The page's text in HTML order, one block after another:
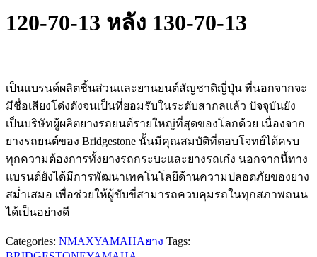
120-70-13 หลัง 130-70-13
เป็นแบรนด์ผลิต​ชิ้นส่วนและยานยนต์​สัญชาติ​ญี่ปุ่น​ ที่นอกจากจะ
มีชื่อเสียงโด่งดังจนเป็นที่ยอมรับในระดับสากลแล้ว ปัจจุบันยัง
เป็นบริษัทผู้ผลิตยางรถยนต์รายใหญ่ที่สุดของโลกด้วย​ เนื่องจาก
ยาง​รถยนต์ของ Bridgestone​ นั้นมีคุณสมบัติที่ตอบโจทย์ได้ครบ
ทุกความต้องการทั้ง​ยางรถกระบะและยางรถเก๋ง นอกจากนี้ทาง
แบรนด์ยังได้มีการพัฒนา​เทคโนโลยีด้านความปลอดภัยของยาง
สม่ำเสมอ เพื่อช่วยให้ผู้ขับขี่สามารถ​ควบคุมรถในทุกสภาพถนน
ได้เป็น​อย่างดี​
Categories: NMAXYAMAHAยาง Tags: